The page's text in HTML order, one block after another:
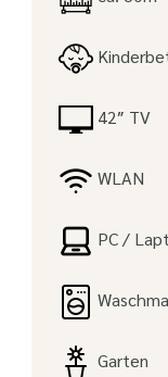
42″ TV
WLAN
PC /
Garten